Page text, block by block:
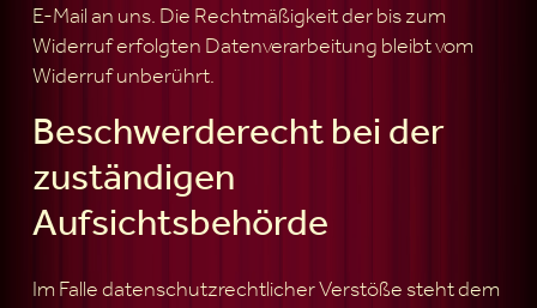
E-Mail an uns. Die Rechtmäßigkeit der bis zum
Widerruf erfolgten Datenverarbeitung bleibt vom
Widerruf unberührt.
Beschwerderecht bei der
zuständigen
Aufsichtsbehörde
Im Falle datenschutzrechtlicher Verstöße steht dem